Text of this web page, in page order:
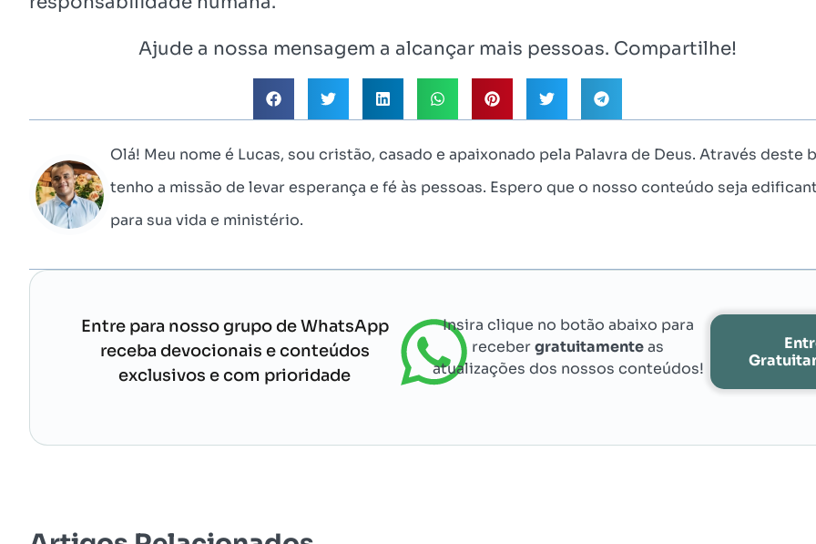
Ajude a nossa mensagem a alcançar mais pessoas. Compartilhe!
Olá! Meu nome é Lucas, sou cristão, casado e apaixonado pela Palavra de Deus. Através deste
tenho a missão de levar esperança e fé às pessoas. Espero que o nosso conteúdo seja
para sua vida e ministério.
Entre para nosso grupo de WhatsApp
receba devocionais e conteúdos
exclusivos e com prioridade
Insira clique no botão abaixo para
recebergratuitamenteas
atualizações dos nossos conteúdos!